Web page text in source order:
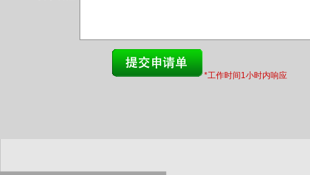
*工作时间1小时内响应